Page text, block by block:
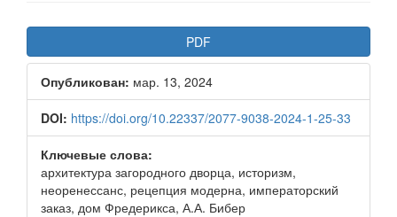
Боковая
панель
статьи
PDF
Опубликован: мар. 13, 2024
DOI: https://doi.org/10.22337/2077-9038-2024-1-25-33
Ключевые слова:
архитектура загородного дворца, историзм,
неоренессанс, рецепция модерна, императорский
заказ, дом Фредерикса, А.А. Бибер